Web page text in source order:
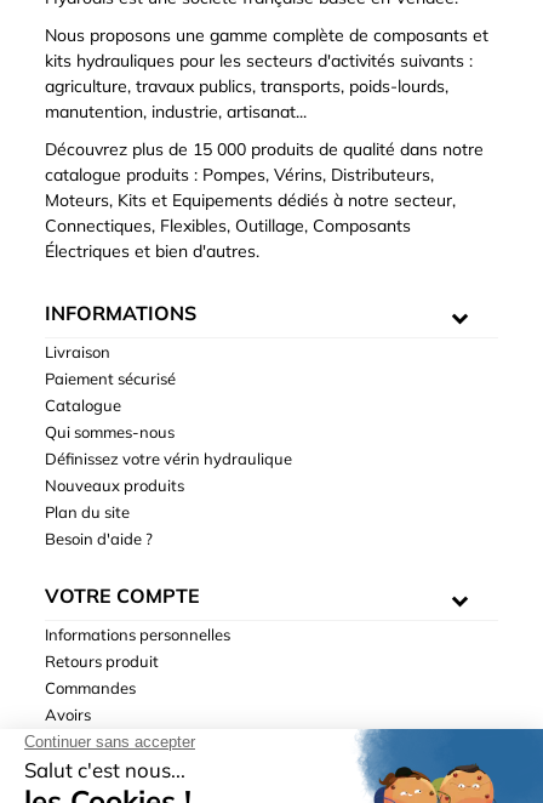
Nous proposons une gamme complète de composants et
kits hydrauliques pour les secteurs d'activités suivants :
agriculture, travaux publics, transports, poids-lourds,
manutention, industrie, artisanat...
Découvrez plus de 15 000 produits de qualité dans notre
catalogue produits : Pompes, Vérins, Distributeurs,
Moteurs, Kits et Equipements dédiés à notre secteur,
Connectiques, Flexibles, Outillage, Composants
Électriques et bien d'autres.
INFORMATIONS
Livraison
Paiement sécurisé
Catalogue
Qui sommes-nous
Définissez votre vérin hydraulique
Nouveaux produits
Plan du site
Besoin d'aide ?
VOTRE COMPTE
Informations personnelles
Retours produit
Commandes
Avoirs
Adresses
Bons de réduction